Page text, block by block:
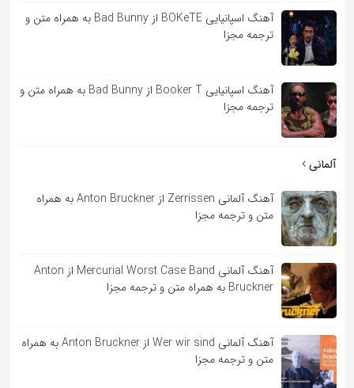
آهنگ اسپانیایی BOKeTE از Bad Bunny به همراه متن و
ترجمه مجزا
آهنگ اسپانیایی Booker T از Bad Bunny به همراه متن و
ترجمه مجزا
آلمانی
آهنگ آلمانی Zerrissen از Anton Bruckner به همراه
متن و ترجمه مجزا
آهنگ آلمانی Mercurial Worst Case Band از Anton
Bruckner به همراه متن و ترجمه مجزا
آهنگ آلمانی Wer wir sind از Anton Bruckner به همراه
متن و ترجمه مجزا